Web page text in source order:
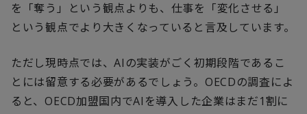
を「奪う」という観点よりも、仕事を「変化させる」
という観点でより大きくなっていると言及しています。
ただし現時点では、AIの実装がごく初期段階であるこ
とには留意する必要があるでしょう。OECDの調査によ
ると、OECD加盟国内でAIを導入した企業はまだ1割に